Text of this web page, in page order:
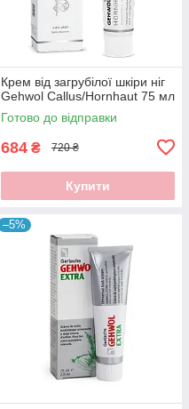
Крем від загрубілої шкіри ніг
Gehwol Callus/Hornhaut 75 мл
Готово до відправки
684 ₴ 720 ₴
Купити
–5%